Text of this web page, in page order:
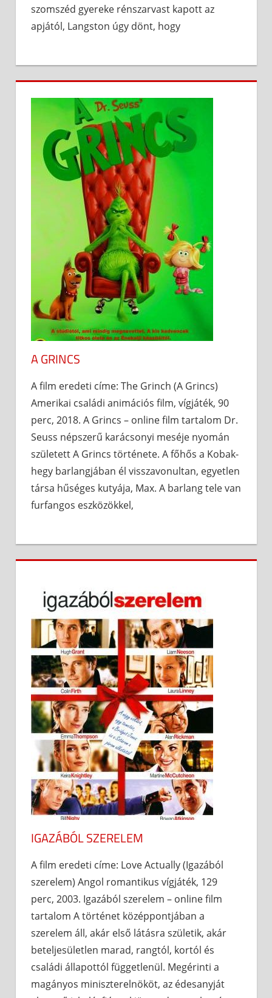
szomszéd gyereke rénszarvast kapott az
apjától, Langston úgy dönt, hogy
A GRINCS
A film eredeti címe: The Grinch (A Grincs)
Amerikai családi animációs film, vígjáték, 90
perc, 2018. A Grincs – online film tartalom Dr.
Seuss népszerű karácsonyi meséje nyomán
született A Grincs története. A főhős a Kobak-
hegy barlangjában él visszavonultan, egyetlen
társa hűséges kutyája, Max. A barlang tele van
furfangos eszközökkel,
IGAZÁBÓL SZERELEM
A film eredeti címe: Love Actually (Igazából
szerelem) Angol romantikus vígjáték, 129
perc, 2003. Igazából szerelem – online film
tartalom A történet középpontjában a
szerelem áll, akár első látásra születik, akár
beteljesületlen marad, rangtól, kortól és
családi állapottól függetlenül. Megérinti a
magányos miniszterelnököt, az édesanyját